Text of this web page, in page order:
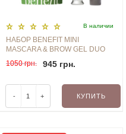
В наличии
НАБОР BENEFIT MINI
MASCARA & BROW GEL DUO
1050 грн.
945 грн.
- + КУПИТЬ